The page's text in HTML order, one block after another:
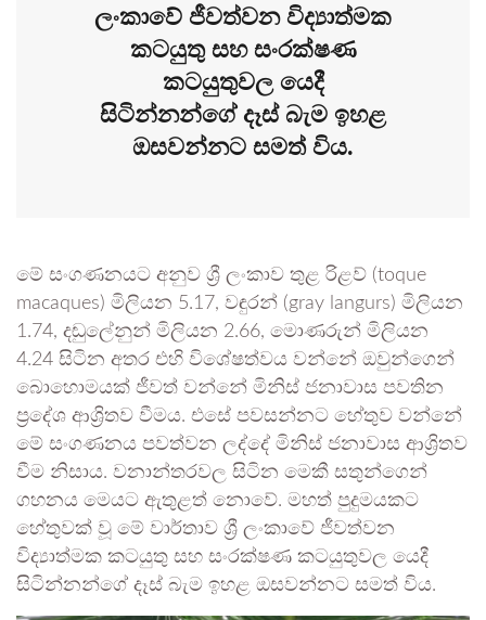
ලංකාවේ ජීවත්වන විද්‍යාත්මක
කටයුතු සහ සංරක්ෂණ
කටයුතුවල යෙදී
සිටින්නන්ගේ දෑස් බැම ඉහළ
ඔසවන්නට සමත් විය.
මේ සංගණනයට අනුව ශ්‍රී ලංකාව තුළ රිළව් (toque
macaques) මිලියන 5.17, වඳුරන් (gray langurs) මිලියන
1.74, දඬුලේනුන් මිලියන 2.66, මොණරුන් මිලියන
4.24 සිටින අතර එහි විශේෂත්වය වන්නේ ඔවුන්ගෙන්
බොහොමයක් ජීවත් වන්නේ මිනිස් ජනාවාස පවතින
ප්‍රදේශ ආශ්‍රිතව වීමය. එසේ පවසන්නට හේතුව වන්නේ
මේ සංගණනය පවත්වන ලද්දේ මිනිස් ජනාවාස ආශ්‍රිතව
වීම නිසාය. වනාන්තරවල සිටින මෙකී සතුන්ගෙන්
ගහනය මෙයට ඇතුළත් නොවේ. මහත් පුදුමයකට
හේතුවක් වූ මේ වාර්තාව ශ්‍රී ලංකාවේ ජීවත්වන
විද්‍යාත්මක කටයුතු සහ සංරක්ෂණ කටයුතුවල යෙදී
සිටින්නන්ගේ දෑස් බැම ඉහළ ඔසවන්නට සමත් විය.